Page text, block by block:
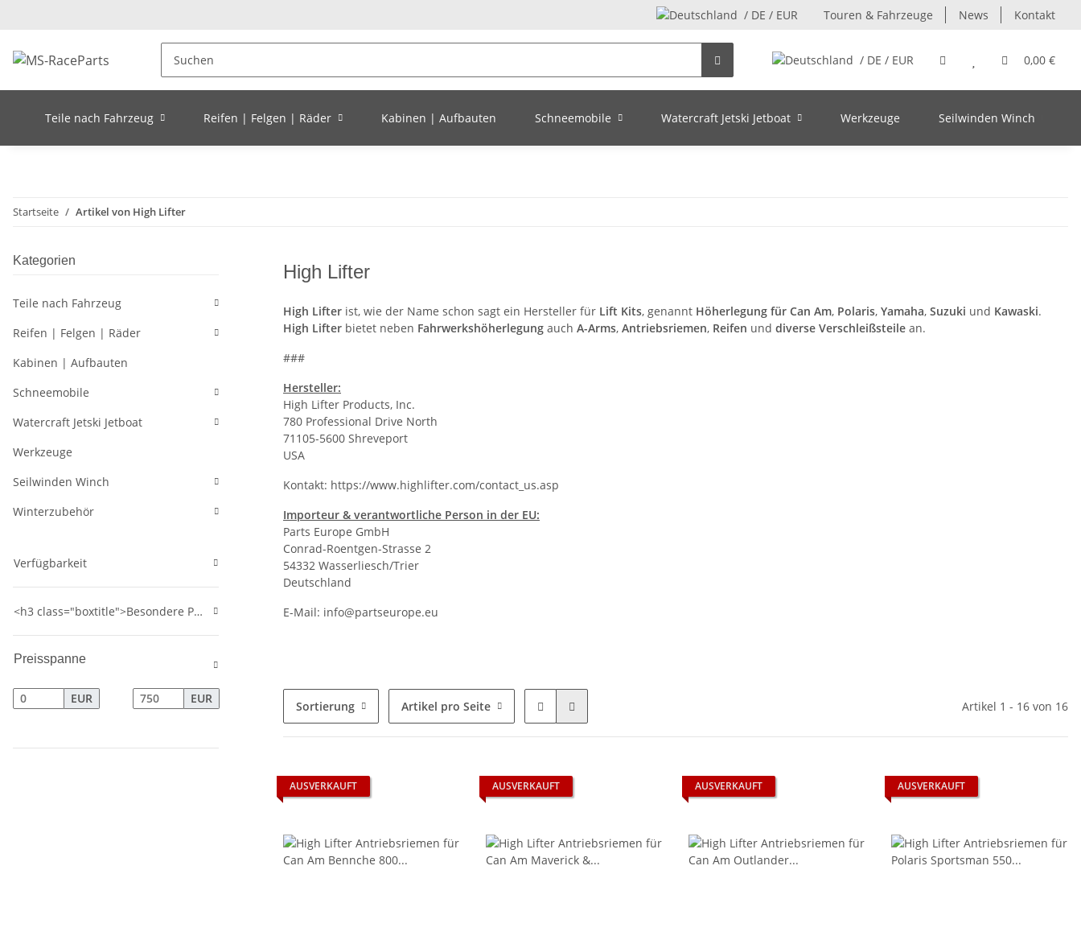
/ DE / EUR Touren & Fahrzeuge News Kontakt
/ DE / EUR 0,00 €
Teile nach Fahrzeug Reifen | Felgen | Räder Kabinen | Aufbauten Schneemobile Watercraft Jetski Jetboat Werkzeuge Seilwinden Winch
Startseite Artikel von High Lifter
High Lifter
High Lifter ist, wie der Name schon sagt ein Hersteller für Lift Kits, genannt Höherlegung für Can Am, Polaris, Yamaha, Suzuki und Kawaski.
High Lifter bietet neben Fahrwerkshöherlegung auch A-Arms, Antriebsriemen, Reifen und diverse Verschleißsteile an.
###
Hersteller:
High Lifter Products, Inc.
780 Professional Drive North
71105-5600 Shreveport
USA
Kontakt: https://www.highlifter.com/contact_us.asp
Importeur & verantwortliche Person in der EU:
Parts Europe GmbH
Conrad-Roentgen-Strasse 2
54332 Wasserliesch/Trier
Deutschland
E-Mail: info@partseurope.eu
Sortierung Artikel pro Seite Artikel 1 - 16 von 16
AUSVERKAUFT AUSVERKAUFT AUSVERKAUFT AUSVERKAUFT
Kategorien
Teile nach Fahrzeug
Reifen | Felgen | Räder
Kabinen | Aufbauten
Schneemobile
Watercraft Jetski Jetboat
Werkzeuge
Seilwinden Winch
Winterzubehör
Verfügbarkeit
<h3 class="boxtitle">Besondere Produkte</h3>
Preisspanne
EUR EUR